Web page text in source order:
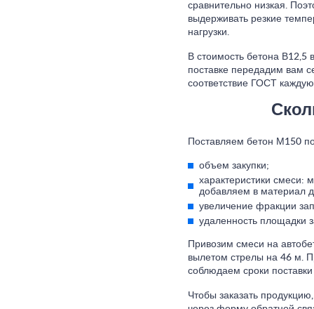
сравнительно низкая.
выдерживать резкие
нагрузки.
В стоимость бетона В12,5
поставке передадим вам
соответствие ГОСТ
Поставляем бетон М150
объем закупки;
характеристики смеси:
добавляем в материал
увеличение фракции
удаленность площадки
Привозим смеси на
вылетом стрелы на 46 м.
соблюдаем сроки
Чтобы заказать